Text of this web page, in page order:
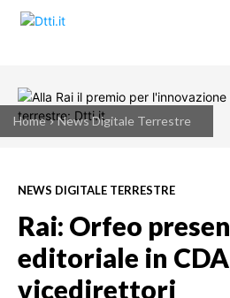
Home News Digitale Terrestre
NEWS DIGITALE TERRESTRE
Rai: Orfeo
editoriale in
vicedirettori